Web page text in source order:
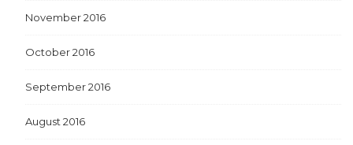
November 2016
October 2016
September 2016
August 2016